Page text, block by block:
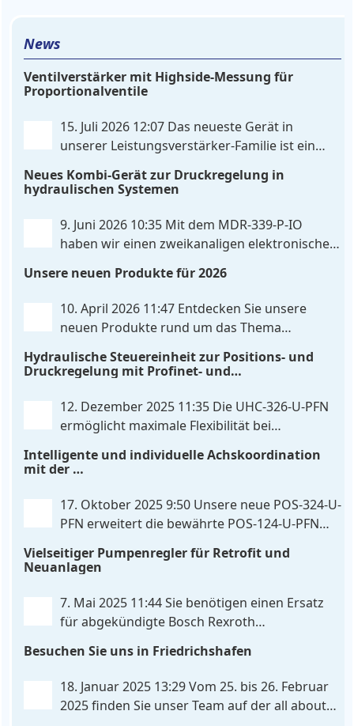
News
Ventilverstärker mit Highside-Messung für
Proportionalventile
15. Juli 2026 12:07 Das neueste Gerät in
unserer Leistungsverstärker-Familie ist ein
Ventilverstärker mit Highside-Messung Zur
Differenzeingang, der flexibel für Sollwertsignale
von 0…10V oder 4…20mA konfiguriert werden kann.
Neues Kombi-Gerät zur Druckregelung in
hydraulischen Systemen
9. Juni 2026 10:35 Mit dem MDR‑339‑P‑IO
haben wir einen zweikanaligen elektronischen
IO‑Link‑Kommunikation direkt mit integrierten
Leistungsendstufen vereint – eine Kombination, die
es so bislang nicht gibt. Die Anbindung an die
Unsere neuen Produkte für 2026
10. April 2026 11:47 Entdecken Sie unsere
neuen Produkte rund um das Thema
machen Ihre Anlagen noch effizienter, zuverlässiger
Positionier- und Gleichlaufregelbaugruppe UHC-
326-U-PFN Hydraulisches Steuergerät zur Positions-
Hydraulische Steuereinheit zur Positions- und
Druckregelung mit Profinet- und
12. Dezember 2025 11:35 Die UHC-326-U-PFN
ermöglicht maximale Flexibilität bei
Funktion der UHC-126-U-PFN bleibt erhalten,
Anpassungsmöglichkeiten. Die UHC-326-U-PFN ist
ein hydraulisches Steuergerät zur genauen
. . .
Intelligente und individuelle Achskoordination
mit der
17. Oktober 2025 9:50 Unsere neue POS-324-U-
PFN erweitert die bewährte POS-124-U-PFN
Achskoordination und individuelle
und integrierten Simulationsmodus. Zusätzlich zur
bewährten Gleichlaufregelung, die eine präzise und
Vielseitiger Pumpenregler für Retrofit und
Neuanlagen
7. Mai 2025 11:44Sie benötigen einen Ersatz
für abgekündigte Bosch Rexroth
neue Pumpenregler PQP-179-P ist eine vielseitige
und preiswerte Lösung für Hydrauliksysteme, vor
allem für die präzise
Besuchen Sie uns in Friedrichshafen
18. Januar 2025 13:29Vom 25. bis 26. Februar
2025 finden Sie unser Team auf der all about